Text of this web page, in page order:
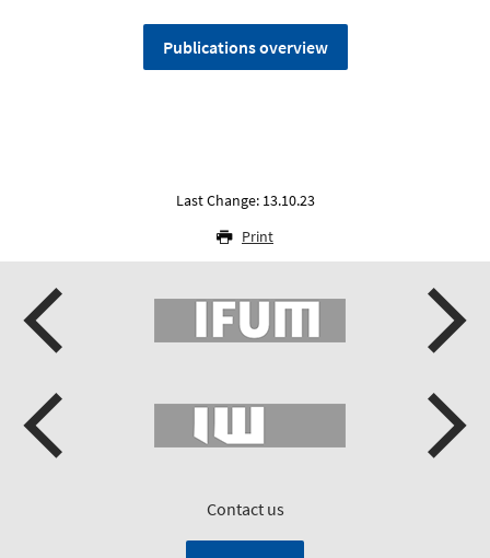
Publications overview
Last Change: 13.10.23
Print
Contact us